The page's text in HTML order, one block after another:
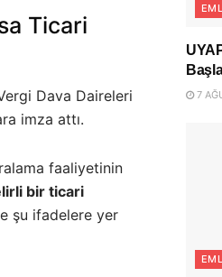
Ticari
Dava Daireleri
imza attı.
faaliyetinin
bir ticari
şu ifadelere yer
7